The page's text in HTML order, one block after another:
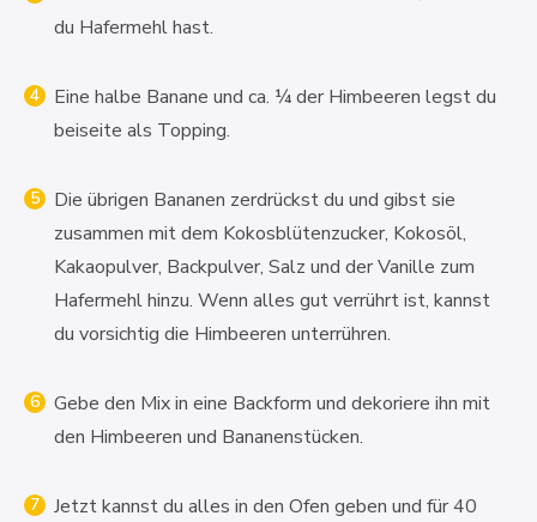
du Hafermehl hast.
Eine halbe Banane und ca. ¼ der Himbeeren legst du
beiseite als Topping.
Die übrigen Bananen zerdrückst du und gibst sie
zusammen mit dem Kokosblütenzucker, Kokosöl,
Kakaopulver, Backpulver, Salz und der Vanille zum
Hafermehl hinzu. Wenn alles gut verrührt ist, kannst
du vorsichtig die Himbeeren unterrühren.
Gebe den Mix in eine Backform und dekoriere ihn mit
den Himbeeren und Bananenstücken.
Jetzt kannst du alles in den Ofen geben und für 40